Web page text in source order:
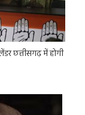
छत्तीसगढ़ में होगी